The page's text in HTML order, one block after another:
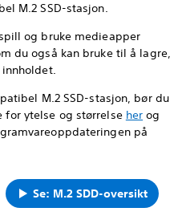
M.2 SSD-stasjon.
og bruke medieapper
du også kan bruke til å lagre,
M.2 SSD-stasjon, bør du
for ytelse og størrelse her og
på
Se: M.2 SDD-oversikt